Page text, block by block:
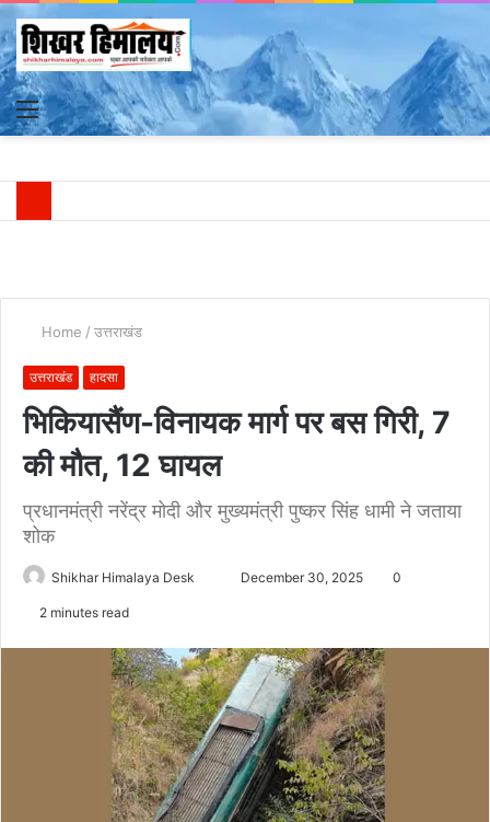
Menu
Home / उत्तराखंड
उत्तराखंड हादसा
भिकियासैंण-विनायक मार्ग पर बस गिरी, 7
की मौत, 12 घायल
प्रधानमंत्री नरेंद्र मोदी और मुख्यमंत्री पुष्कर सिंह धामी ने जताया
शोक
Shikhar Himalaya Desk December 30, 2025 0
2 minutes read